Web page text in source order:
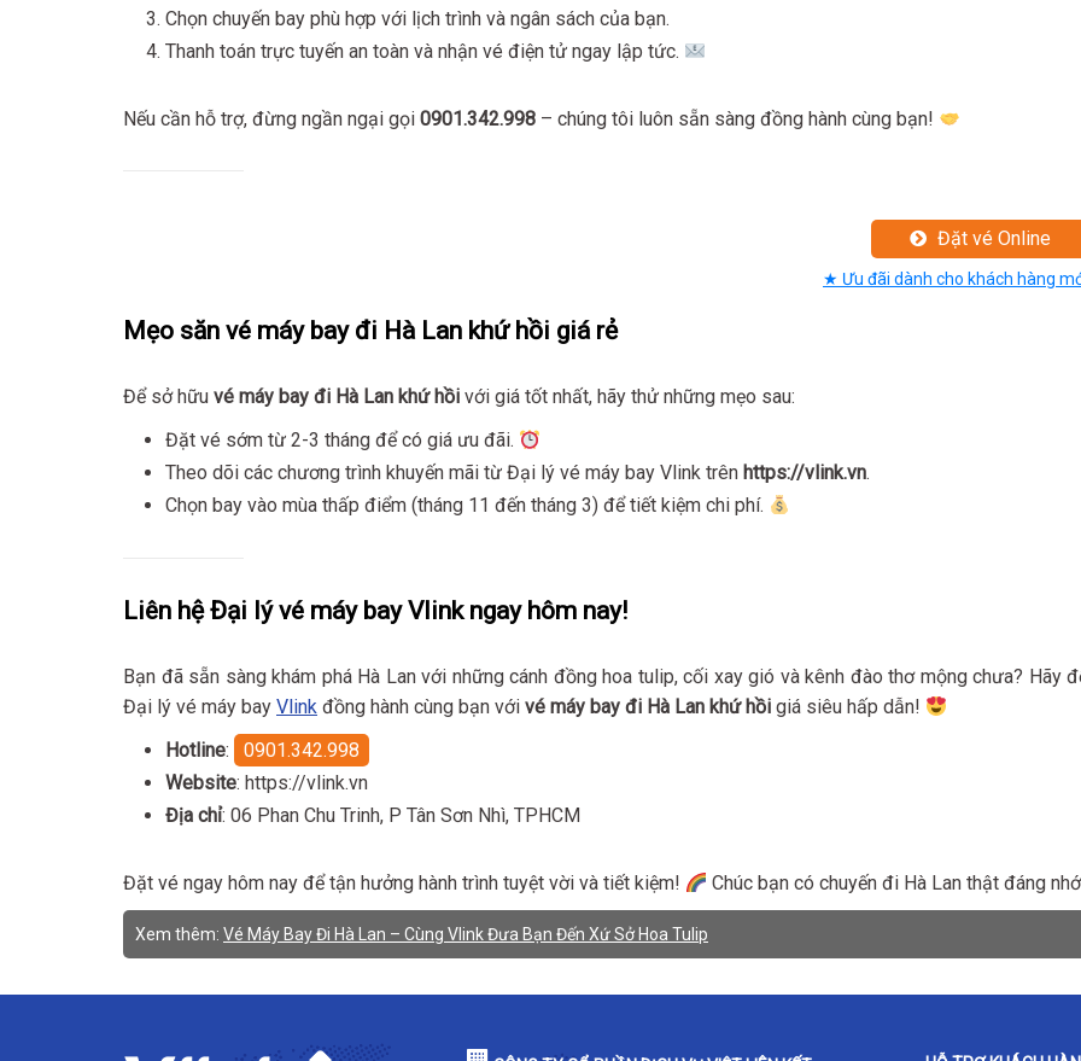
Chọn chuyến bay phù hợp với lịch trình và ngân sách của bạn.
Thanh toán trực tuyến an toàn và nhận vé điện tử ngay lập tức.
Nếu cần hỗ trợ, đừng ngần ngại gọi 0901.342.998 – chúng tôi luôn sẵn sàng đồng hành cùng bạn!
Đặt vé Online
★ Ưu đãi dành cho khách hàng
Mẹo săn vé máy bay đi Hà Lan khứ hồi giá rẻ
Để sở hữu vé máy bay đi Hà Lan khứ hồi với giá tốt nhất, hãy thử những mẹo sau:
Đặt vé sớm từ 2-3 tháng để có giá ưu đãi.
Theo dõi các chương trình khuyến mãi từ Đại lý vé máy bay Vlink trên https://vlink.vn.
Chọn bay vào mùa thấp điểm (tháng 11 đến tháng 3) để tiết kiệm chi phí.
Liên hệ Đại lý vé máy bay Vlink ngay hôm nay!
Bạn đã sẵn sàng khám phá Hà Lan với những cánh đồng hoa tulip, cối xay gió và kênh đào thơ mộng chưa? Hãy
Đại lý vé máy bay Vlink đồng hành cùng bạn với vé máy bay đi Hà Lan khứ hồi giá siêu hấp dẫn!
Hotline:
0901.342.998
Website: https://vlink.vn
Địa chỉ: 06 Phan Chu Trinh, P Tân Sơn Nhì, TPHCM
Đặt vé ngay hôm nay để tận hưởng hành trình tuyệt vời và tiết kiệm! Chúc bạn có chuyến đi Hà Lan thật đáng
Xem thêm: Vé Máy Bay Đi Hà Lan – Cùng Vlink Đưa Bạn Đến Xứ Sở Hoa Tulip